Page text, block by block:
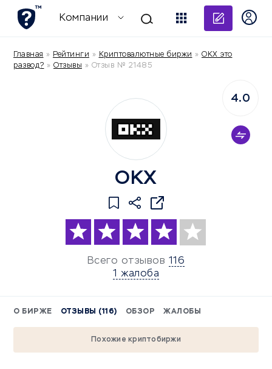
Компании
Главная » Рейтинги » Криптовалютные биржи » OKX это
развод? » Отзывы » Отзыв № 21485
OKX
Всего отзывов 116
1 жалоба
4.0
О БИРЖЕ ОТЗЫВЫ (116) ОБЗОР ЖАЛОБЫ
Похожие криптобиржи